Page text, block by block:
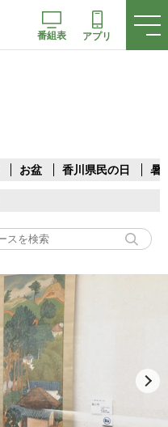
番組表 アプリ
お盆 香川県民の日 暑